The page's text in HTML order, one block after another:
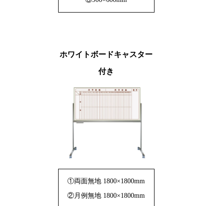
ホワイトボードキャスター
付き
①両面無地 1800×1800mm
②月例無地 1800×1800mm